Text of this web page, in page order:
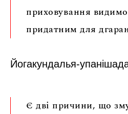
приховування
придатним для
Йогакундалья-
Є дві причини, що